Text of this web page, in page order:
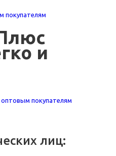
покупателям
и
покупателям
лиц: